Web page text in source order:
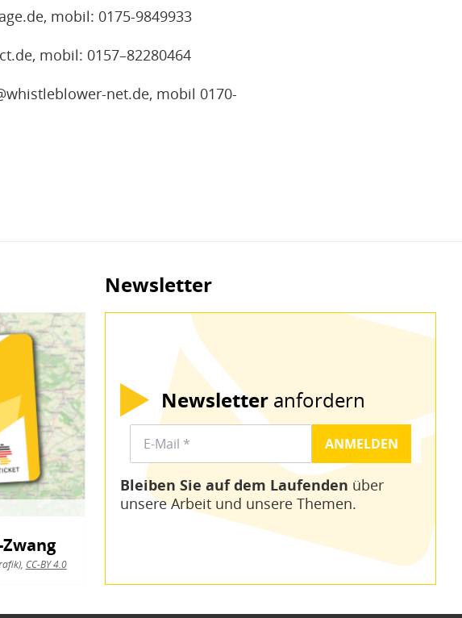
mobil: 0175-9849933
mobil: 0157–82280464
net.de, mobil 0170-
CC-BY 4.0
Newsletter
Newsletter anfordern
Bleiben Sie auf dem Laufenden über
unsere Arbeit und unsere Themen.